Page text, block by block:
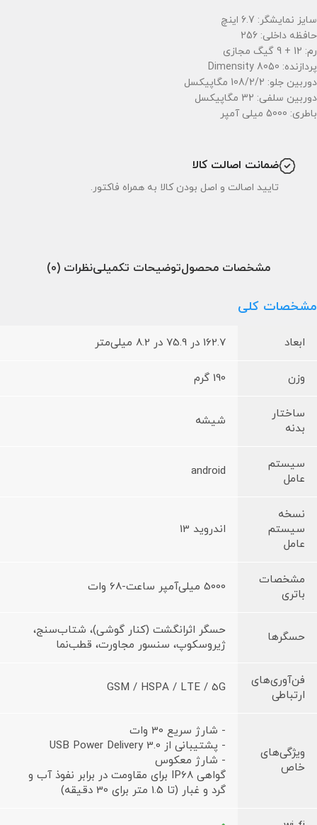
سایز نمایشگر: 6.7 اینچ
حافظه داخلی: 256
رم: 12 + 9 گیگ مجازی
پردازنده: Dimensity 8050
دوربین جلو: 108/2/2 مگاپیکسل
دوربین سلفی: 32 مگاپیکسل
باطری: 5000 میلی آمپر
ضمانت اصالت کالا
تایید اصالت و اصل بودن کالا به همراه فاکتور.
مشخصات محصولتوضیحات تکمیلینظرات (0)
مشخصات کلی
ابعاد 162.7 در 75.9 در 8.2 میلی‌متر
وزن 190 گرم
ساختار
بدنه
شیشه‌
سیستم
عامل
android
نسخه
سیستم
عامل
اندروید 13
مشخصات
باتری
5000 میلی‌آمپر ساعت-68 وات
حسگرها
حسگر اثرانگشت (کنار گوشی)، شتاب‌سنج،
ژیروسکوپ، سنسور مجاورت، قطب‌نما
فن‌آوری‌های
ارتباطی
GSM / HSPA / LTE / 5G
ویژگی‌های
خاص
- شارژ سریع 30 وات
- پشتیبانی از USB Power Delivery 3.0
- شارژ معکوس
گواهی IP68 برای مقاومت در برابر نفوذ آب و
گرد و غبار (تا 1.5 متر برای 30 دقیقه)